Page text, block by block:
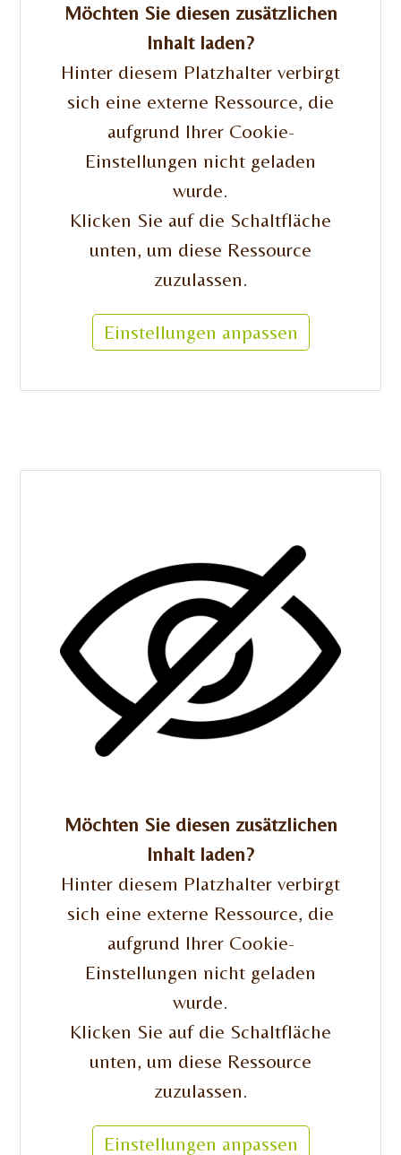
Möchten Sie diesen zusätzlichen
Inhalt laden?
Hinter diesem Platzhalter verbirgt
sich eine externe Ressource, die
aufgrund Ihrer Cookie-
Einstellungen nicht geladen
wurde.
Klicken Sie auf die Schaltfläche
unten, um diese Ressource
zuzulassen.
Einstellungen anpassen
Möchten Sie diesen zusätzlichen
Inhalt laden?
Hinter diesem Platzhalter verbirgt
sich eine externe Ressource, die
aufgrund Ihrer Cookie-
Einstellungen nicht geladen
wurde.
Klicken Sie auf die Schaltfläche
unten, um diese Ressource
zuzulassen.
Einstellungen anpassen